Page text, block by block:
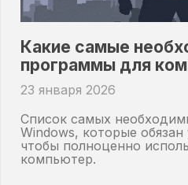
Какие самые
программы для
23 января 2026
Список самых
Windows, которые
чтобы полноценно
компьютер.